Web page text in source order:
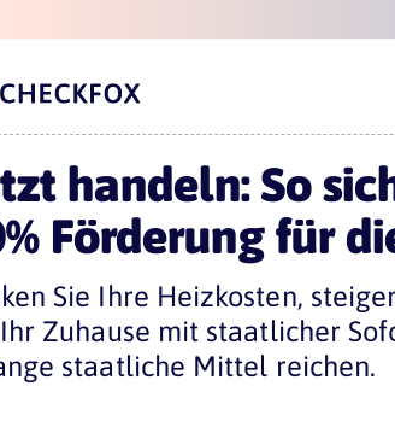
handeln: So
Förderung für
Sie Ihre Heizkosten,
Zuhause mit staatlicher
staatliche Mittel reichen.